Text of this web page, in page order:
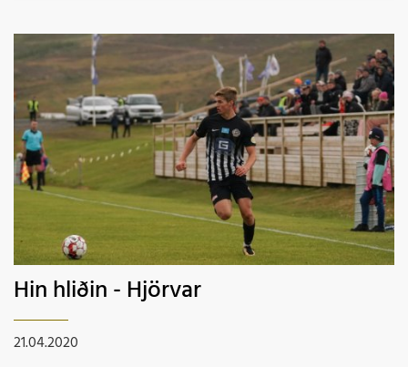
Hin hliðin - Hjörvar
21.04.2020